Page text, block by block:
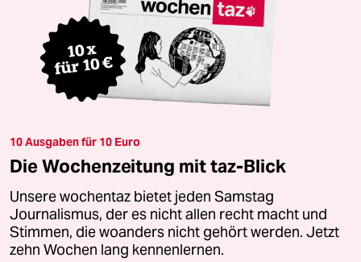
10 Ausgaben für 10 Euro
Die Wochenzeitung mit taz-Blick
Unsere wochentaz bietet jeden Samstag
Journalismus, der es nicht allen recht macht und
Stimmen, die woanders nicht gehört werden. Jetzt
zehn Wochen lang kennenlernen.